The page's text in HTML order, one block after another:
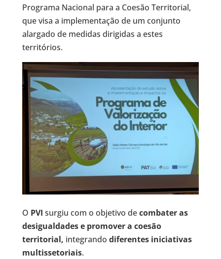
Programa Nacional para a Coesão Territorial,
que visa a implementação de um conjunto
alargado de medidas dirigidas a estes
territórios.
O PVI surgiu com o objetivo decombater as
desigualdades e promover a coesão
territorial, integrando diferentes iniciativas
multissetoriais.